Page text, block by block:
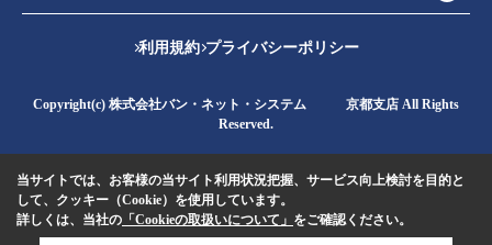
利用規約 プライバシーポリシー
Copyright(c) 株式会社バン・ネット・システム 京都支店 All Rights
Reserved.
当サイトでは、お客様の当サイト利用状況把握、サービス向上検討を目的と
して、クッキー（Cookie）を使用しています。
詳しくは、当社の 「Cookieの取扱いについて」 をご確認ください。